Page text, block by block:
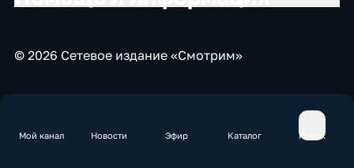
Мой канал Новости Эфир Каталог Поиск
© 2026 Сетевое издание «Смотрим»